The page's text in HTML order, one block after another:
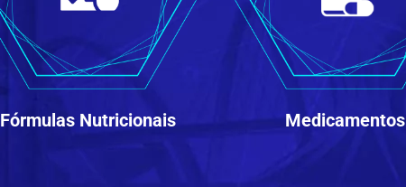
Fórmulas Nutricionais Medicamentos